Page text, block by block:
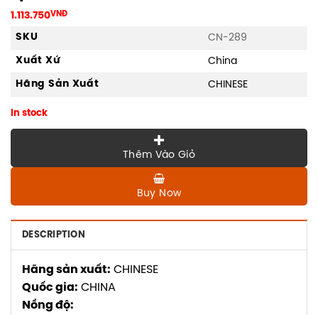
1.113.750VNĐ
SKU
CN-289
Xuất Xứ
China
Hãng Sản Xuất
CHINESE
In stock
Thêm Vào Giỏ
Buy Now
DESCRIPTION
Hãng sản xuất: CHINESE
Quốc gia: CHINA
Nồng độ: